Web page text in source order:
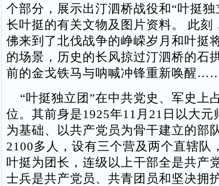
个部分，展示出汀泗桥战役和“叶挺独
长叶挺的有关文物及图片资料。 此刻
佛来到了北伐战争的峥嵘岁月和叶挺
的场景，历史的长风掠过汀泗桥的石
前的金戈铁马与呐喊冲锋重新唤醒
“叶挺独立团”在中共党史、军史上
位。其前身是1925年11月21日以大元
为基础、以共产党员为骨干建立的部
2100多人，设有三个营及两个直辖队
叶挺为团长，连级以上干部全是共产
士兵是共产党员、共青团员和坚决拥